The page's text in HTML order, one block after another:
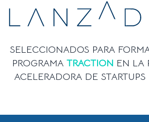
SELECCIONADOS PARA
PROGRAMA TRACTION EN LA
ACELERADORA DE STARTUPS